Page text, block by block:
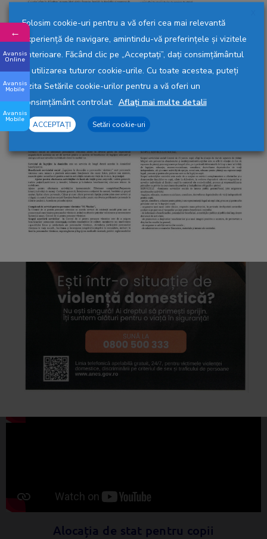
personal si luare la cunostiinta (descarcă aici).
Acte necesare pentru Obținerea Ajutorului
pentru Încălzirea Locuinței
Cuantumul ajutorului pentru încălzirea locuinţei (descarcă
aici)
Actele necesare în vederea obţinerii ajutorului pentru
Bunuri care exclud acordarea ajutorului pentru încălzirea
locuinţei (descarcă aici)
Formularul Cerere – Declarație pe proprie răspundere,
(descarcă aici)
Informare privind prelucrarea datelor cu caracter personal
Formularul Cerere – Declarație pe proprie răspundere, Anexa
2 din HG. 1073/2021 în format pdf. inteligent (descarcă aici)
Model completare cerere-declaratie pe proprie
raspundere-ajutoare de incalzire, accesați:
Alocația de stat pentru copii
Folosim cookie-uri pentru a vă oferi cea mai relevantă
experiență de navigare, amintindu-vă preferințele și vizitele
anterioare. Făcând clic pe „Acceptați”, dați consimțământul
la utilizarea tuturor cookie-urile. Cu toate acestea, puteți
vizita Setările cookie-urilor pentru a vă oferi un
consimțământ controlat. Aflați mai multe detalii
ACCEPTAȚI Setări cookie-uri
←
Avansis
Online
Avansis
Mobile
Avansis
Mobile